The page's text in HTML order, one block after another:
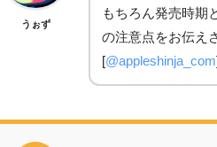
うぉず
もちろん発売時期
の注意点をお伝え
[@appleshinja_com